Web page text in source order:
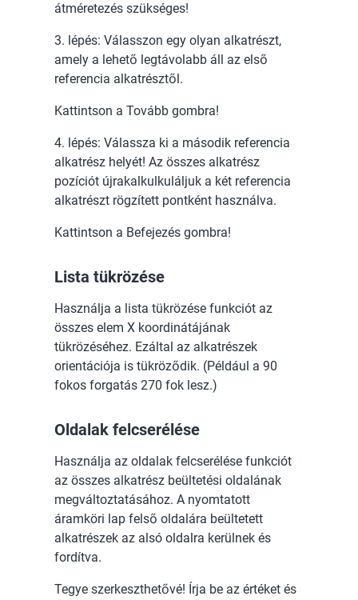
átméretezés szükséges!
3. lépés: Válasszon egy olyan alkatrészt,
amely a lehető legtávolabb áll az első
referencia alkatrésztől.
Kattintson a Tovább gombra!
4. lépés: Válassza ki a második referencia
alkatrész helyét! Az összes alkatrész
pozíciót újrakalkulkuláljuk a két referencia
alkatrészt rögzített pontként használva.
Kattintson a Befejezés gombra!
Lista tükrözése
Használja a lista tükrözése funkciót az
összes elem X koordinátájának
tükrözéséhez. Ezáltal az alkatrészek
orientációja is tükröződik. (Például a 90
fokos forgatás 270 fok lesz.)
Oldalak felcserélése
Használja az oldalak felcserélése funkciót
az összes alkatrész beültetési oldalának
megváltoztatásához. A nyomtatott
áramköri lap felső oldalára beültetett
alkatrészek az alsó oldalra kerülnek és
fordítva.
Tegye szerkeszthetővé! Írja be az értéket és